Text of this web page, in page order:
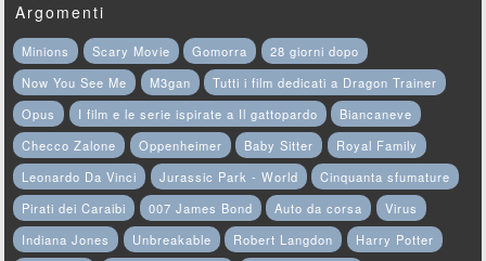
Argomenti
Minions Scary Movie Gomorra
28 giorni dopo
Now You See Me
M3gan
Tutti i film dedicati a Dragon Trainer
Opus
I film e le serie ispirate a Il gattopardo
Biancaneve
Checco Zalone
Oppenheimer Baby Sitter
Royal Family
Leonardo Da Vinci
Jurassic Park - World
Cinquanta sfumature
Pirati dei Caraibi
007 James Bond Auto da corsa
Virus
Indiana Jones
Unbreakable Robert Langdon
Harry Potter